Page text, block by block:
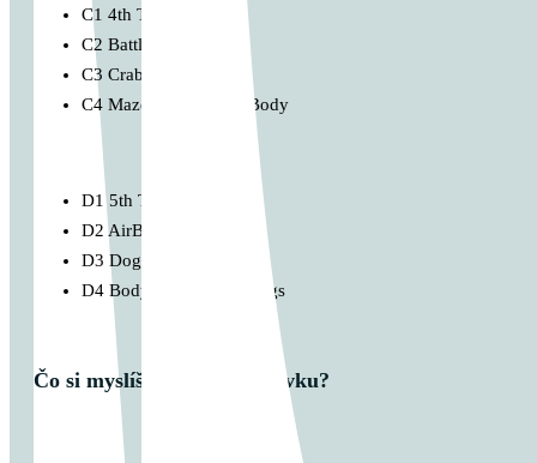
C1 4th Tibetian
C2 Battle Rope
C3 Crab Walking
C4 Maze Around The Body
D1 5th Tibetian
D2 AirBike
D3 Dog Walk
D4 Body Saw on the Rings
Čo si myslíš o tomto príspevku?